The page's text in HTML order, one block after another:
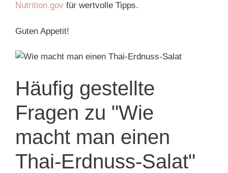
Nutrition.gov für wertvolle Tipps.
Guten Appetit!
Häufig gestellte
Fragen zu "Wie
macht man einen
Thai-Erdnuss-Salat"